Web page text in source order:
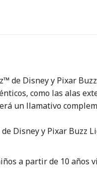
de Disney y Pixar
como las alas
un llamativo
Disney y Pixar Buzz
a partir de 10 años